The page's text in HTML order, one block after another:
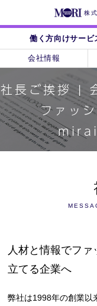
株
働く方向けサービ
会社情報
社長ご挨拶 |
ファッ
人材と情報でフ
立てる企業へ
弊社は1998年の創業以